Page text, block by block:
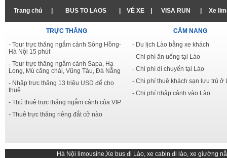
Trang chủ BUS TO LAOS VÉ XE VISA RUN Xe
TRỰC THĂNG
- Tour trực thăng ngắm cảnh Sông Hồng-
Hà Nội 15 phút
- Tour trực thăng ngắm cảnh Sapa, Hạ
Long, Mù căng chải, Vũng Tàu, Đà Nẵng
- Nhập trực thăng 13 triệu USD để cho
thuê
- Thú thuê trực thăng ngắm cảnh của VIP
- Thuê trực thăng riêng đắt cỡ nào
CẨM NANG
- Du lịch Lào bằng xe khách
- Chi phí ăn uống tại Lào
- Chi phí di chuyển tại Lào
- Chi phí thuê khách sạn lưu trú ở
- Chi phí nhập cảnh vào Lào
Hà Nội limousine,Xe bus đi Lào, xe cabin đi lào, xe giường